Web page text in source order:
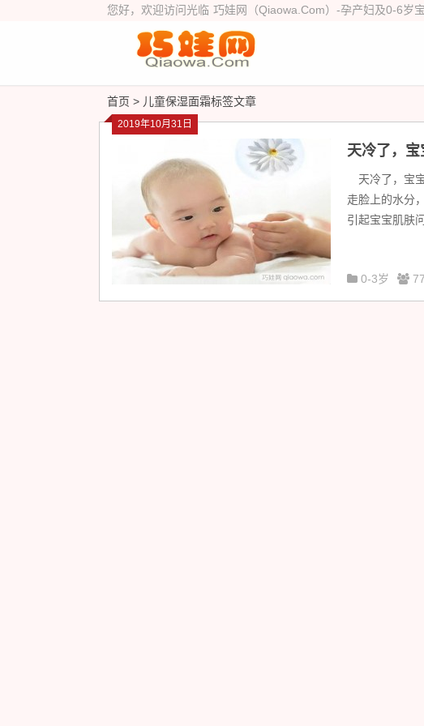
您好，欢迎访问光临 巧娃网（Qiaowa.Com） -孕产妇及0-6岁
首页 > 儿童保湿面霜标签文章
2019年10月31日
天冷了，宝
天冷了，宝
走脸上的水分
引起宝宝肌肤
0-3岁